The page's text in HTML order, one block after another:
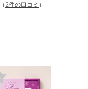
（ 2件の口コミ ）